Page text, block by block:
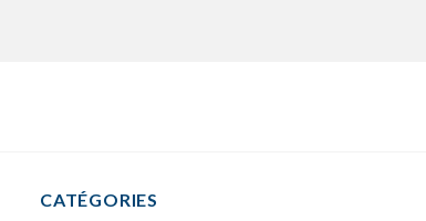
CATÉGORIES